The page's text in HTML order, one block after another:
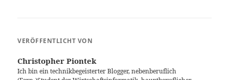
VERÖFFENTLICHT VON
Christopher Piontek
Ich bin ein technikbegeisterter Blogger, nebenberuflich